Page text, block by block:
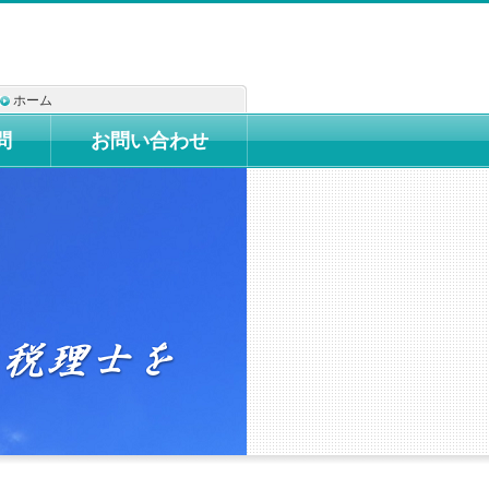
ホーム
お問い合わせ